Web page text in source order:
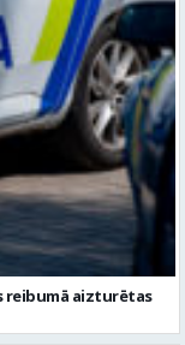
nauda